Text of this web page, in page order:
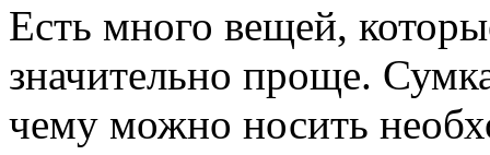
Есть много вещей,
значительно проще.
чему можно носить